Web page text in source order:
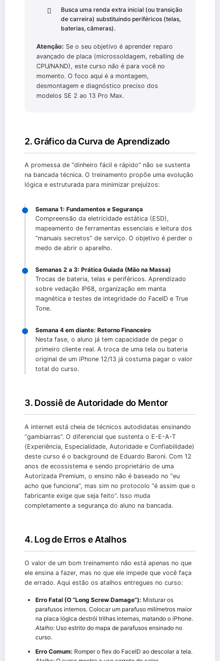
Busca uma renda extra inicial (ou transição
de carreira) substituindo periféricos (telas,
baterias, câmeras).
Atenção: Se o seu objetivo é aprender reparo
avançado de placa (microssoldagem, reballing de
CPU/NAND), este curso não é para você no
momento. O foco aqui é a montagem,
desmontagem e diagnóstico preciso dos
modelos SE 2 ao 13 Pro Max.
2. Gráfico da Curva de Aprendizado
A promessa de “dinheiro fácil e rápido” não se sustenta
na bancada técnica. O treinamento propõe uma evolução
lógica e estruturada para minimizar prejuízos:
Semana 1: Fundamentos e Segurança
Compreensão da eletricidade estática (ESD),
mapeamento de ferramentas essenciais e leitura dos
“manuais secretos” de serviço. O objetivo é perder o
medo de abrir o aparelho.
Semanas 2 a 3: Prática Guiada (Mão na Massa)
Trocas de bateria, telas e periféricos. Aprendizado
sobre vedação IP68, organização em manta
magnética e testes de integridade do FaceID e True
Tone.
Semana 4 em diante: Retorno Financeiro
Nesta fase, o aluno já tem capacidade de pegar o
primeiro cliente real. A troca de uma tela ou bateria
original de um iPhone 12/13 já costuma pagar o valor
total do curso.
3. Dossiê de Autoridade do Mentor
A internet está cheia de técnicos autodidatas ensinando
“gambiarras”. O diferencial que sustenta o E-E-A-T
(Experiência, Especialidade, Autoridade e Confiabilidade)
deste curso é o background de Eduardo Baroni. Com 12
anos de ecossistema e sendo proprietário de uma
Autorizada Premium, o ensino não é baseado no “eu
acho que funciona”, mas sim no protocolo “é assim que o
fabricante exige que seja feito”. Isso muda
completamente a segurança do aluno na bancada.
4. Log de Erros e Atalhos
O valor de um bom treinamento não está apenas no que
ele ensina a fazer, mas no que ele impede que você faça
de errado. Aqui estão os atalhos entregues no curso:
Erro Fatal (O “Long Screw Damage”): Misturar os
parafusos internos. Colocar um parafuso milímetros maior
na placa lógica destrói trilhas internas, matando o iPhone.
Atalho: Uso estrito do mapa de parafusos ensinado no
curso.
Erro Comum: Romper o flex do FaceID ao descolar a tela.